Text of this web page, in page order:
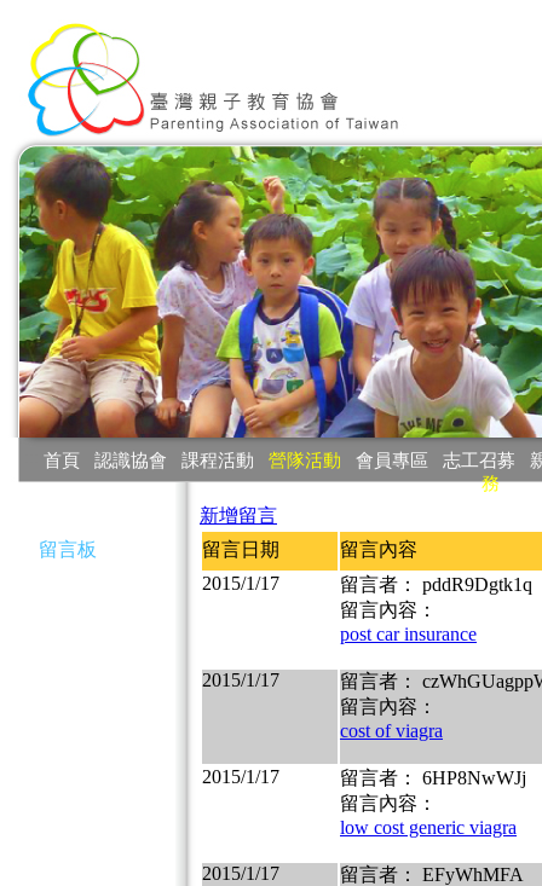
首頁 認識協會 課程活動 營隊活動 會員專區 志工召募
務
留言板
新增留言
留言日期
留言內容
2015/1/17
留言者： pddR9Dgtk1q
留言內容：
post car insurance
2015/1/17
留言者：
留言內容：
cost of viagra
2015/1/17
留言者： 6HP8NwWJj
留言內容：
low cost generic viagra
2015/1/17
留言者： EFyWhMFA